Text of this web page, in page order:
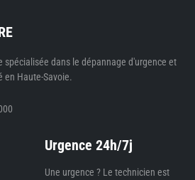
spécialisée dans le dépannage d'urgence et
en Haute-Savoie.
Urgence 24h/7j
Une urgence ? Le technicien est